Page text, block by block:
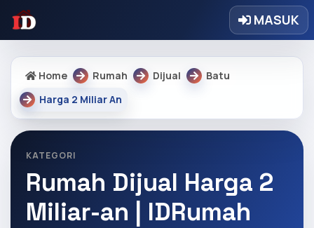
MASUK
Home Rumah Dijual
Batu
Harga 2 Miliar An
KATEGORI
Rumah Dijual Harga 2
Miliar-an | IDRumah